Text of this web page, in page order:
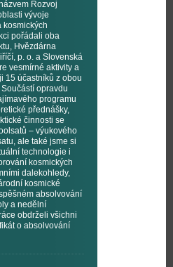
Rozvoj
vývoje
kosmických
pořádali oba
Hvězdárna
p. o. a Slovenská
vesmírné aktivity a
15 účastníků z obou
opravdu
programu
přednášky,
činnosti se
– výukového
ale také jsme si
technologie i
kosmických
dalekohledy,
kosmické
absolvování
a nedělní
obdrželi všichni
o absolvování